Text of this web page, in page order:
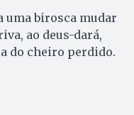
uma birosca mudar
ao deus-dará,
do cheiro perdido.